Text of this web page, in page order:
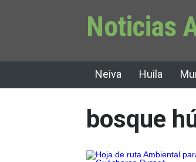
Noticias
Neiva Huila
bosque